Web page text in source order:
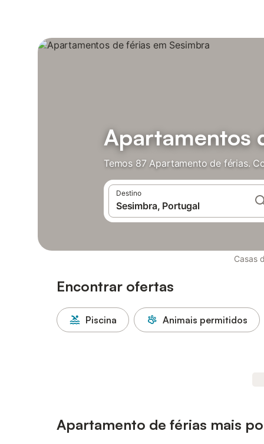
Apartamentos
Temos 87 Apartamento de férias.
Destino
Casas
Encontrar ofertas
Piscina Animais permitidos
Apartamento de férias mais